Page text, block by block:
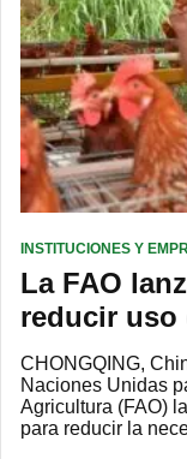
INSTITUCIONES Y
La FAO
reducir uso
CHONGQING,
Naciones Unidas
Agricultura (FAO)
para reducir la